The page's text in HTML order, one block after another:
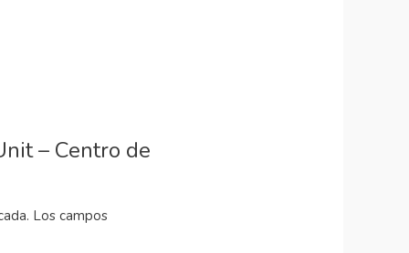
– Centro de
Los campos